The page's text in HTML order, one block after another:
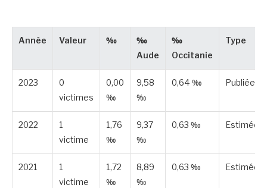
Année Valeur ‰
‰
Aude
‰
Occitanie
Type
2023
0
victimes
0,00
‰
9,58
‰
0,64 ‰ Publiée
2022
1
victime
1,76
‰
9,37
‰
0,63 ‰ Estimée
2021
1
victime
1,72
‰
8,89
‰
0,63 ‰ Estimée